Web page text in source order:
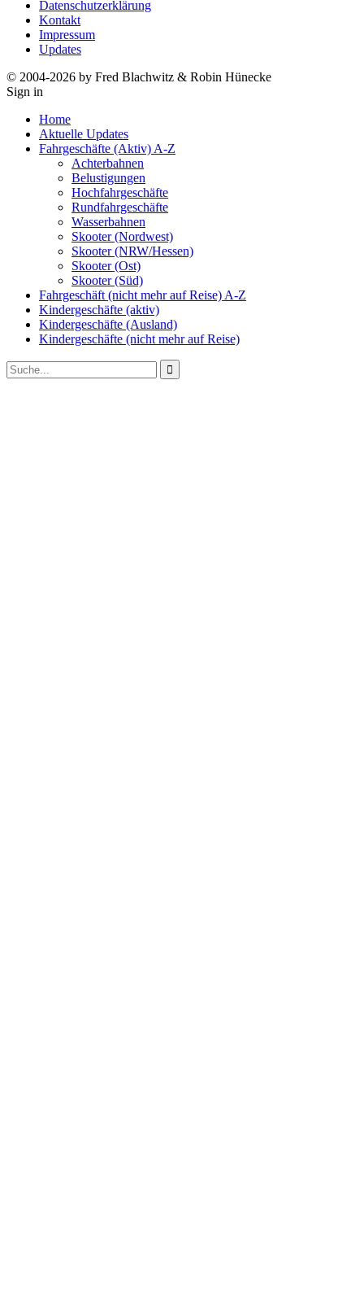
Datenschutzerklärung
Kontakt
Impressum
Updates
© 2004-2026 by Fred Blachwitz & Robin Hünecke
Sign in
Home
Aktuelle Updates
Fahrgeschäfte (Aktiv) A-Z
Achterbahnen
Belustigungen
Hochfahrgeschäfte
Rundfahrgeschäfte
Wasserbahnen
Skooter (Nordwest)
Skooter (NRW/Hessen)
Skooter (Ost)
Skooter (Süd)
Fahrgeschäft (nicht mehr auf Reise) A-Z
Kindergeschäfte (aktiv)
Kindergeschäfte (Ausland)
Kindergeschäfte (nicht mehr auf Reise)